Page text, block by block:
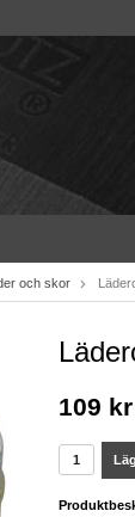
och skor
109 kr